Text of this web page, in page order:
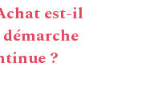
est-il
?